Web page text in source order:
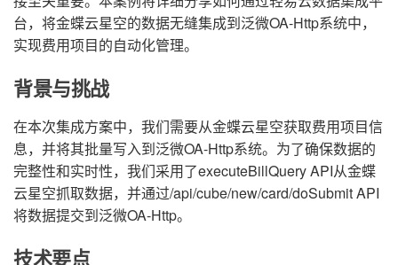
台，将金蝶云星空的数据无缝集成到泛微OA-Http系统中，
实现费用项目的自动化管理。
背景与挑战
在本次集成方案中，我们需要从金蝶云星空获取费用项目信
息，并将其批量写入到泛微OA-Http系统。为了确保数据的
完整性和实时性，我们采用了executeBillQuery API从金蝶
云星空抓取数据，并通过/api/cube/new/card/doSubmit API
将数据提交到泛微OA-Http。
技术要点